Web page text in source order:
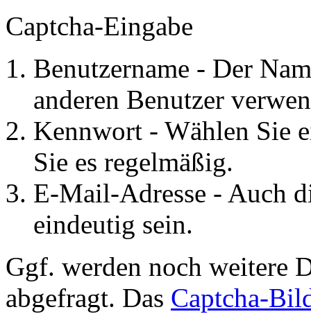
Captcha-Eingabe
Benutzername - Der
anderen Benutzer
Kennwort - Wählen Sie
Sie es regelmäßig.
E-Mail-Adresse - Auch
eindeutig sein.
Ggf. werden noch weitere
abgefragt. Das Captcha-